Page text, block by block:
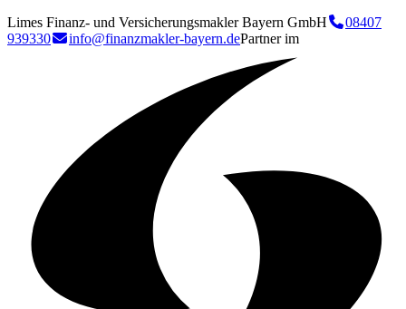
Limes Finanz- und Versicherungsmakler Bayern GmbH
08407
939330
info@finanzmakler-bayern.dePartner im